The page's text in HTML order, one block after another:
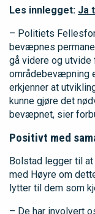
Les innlegget: Ja
– Politiets
bevæpnes
gå videre og
områdebevæpning
erkjenner at
kunne gjøre det
bevæpnet, sier
Positivt med
Bolstad legger til
med Høyre om
lytter til dem som
– De har involvert